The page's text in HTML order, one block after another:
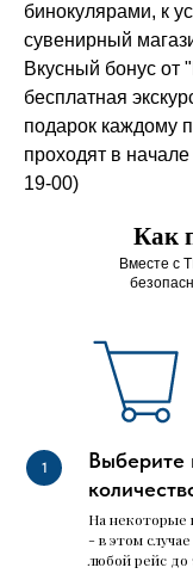
бинокулярами, к
сувенирный
Вкусный бонус
бесплатная
подарок каждому
проходят в
19-00)
Как
Вместе с
Выберите
На некоторые
- в этом
любой рейс до